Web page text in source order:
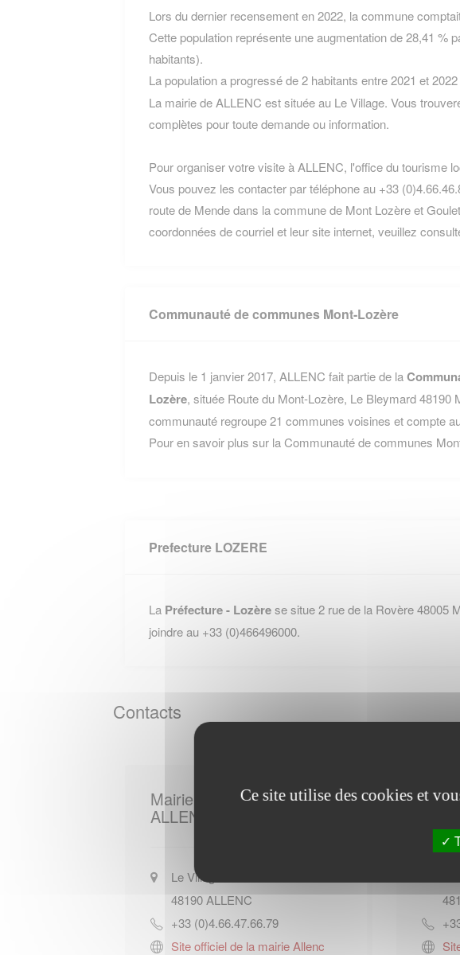
Lors du dernier recensement en 2022, la commune
Cette population représente une augmentation de 28,41 %
habitants).
La population a progressé de 2 habitants entre 2021 et 2022
La mairie de ALLENC est située au Le Village. Vous
complètes pour toute demande ou information.
Pour organiser votre visite à ALLENC, l'office du tourisme
Vous pouvez les contacter par téléphone au +33
route de Mende dans la commune de Mont Lozère et
coordonnées de courriel et leur site internet, veuillez
Communauté de communes Mont-Lozère
Depuis le 1 janvier 2017, ALLENC fait partie de la
Lozère, située Route du Mont-Lozère, Le Bleymard 48190
communauté regroupe 21 communes voisines et compte
Pour en savoir plus sur la Communauté de communes
Prefecture LOZERE
La Préfecture - Lozèrese situe 2 rue de la Rovère 48005
joindre au +33 (0)466496000.
Contacts
Mairie de
ALLENC
Le Village
48190 ALLENC
+33 (0)4.66.47.66.79
Site officiel de la mairie Allenc
Ce site utilise des cookies et